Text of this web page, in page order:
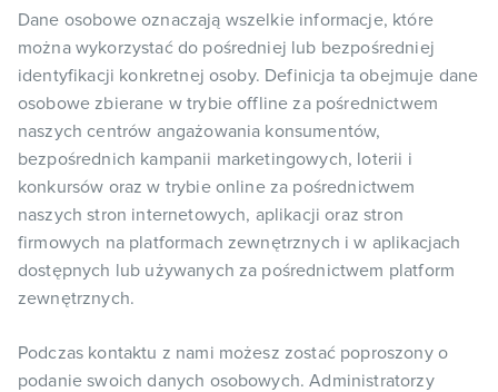
Dane osobowe oznaczają wszelkie informacje, które
można wykorzystać do pośredniej lub bezpośredniej
identyfikacji konkretnej osoby. Definicja ta obejmuje dane
osobowe zbierane w trybie offline za pośrednictwem
naszych centrów angażowania konsumentów,
bezpośrednich kampanii marketingowych, loterii i
konkursów oraz w trybie online za pośrednictwem
naszych stron internetowych, aplikacji oraz stron
firmowych na platformach zewnętrznych i w aplikacjach
dostępnych lub używanych za pośrednictwem platform
zewnętrznych.
Podczas kontaktu z nami możesz zostać poproszony o
podanie swoich danych osobowych. Administratorzy